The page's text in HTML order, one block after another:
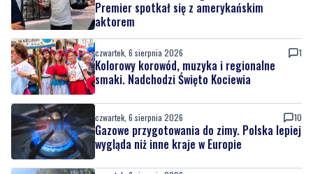
Kolorowy korowód, muzyka i regionalne
smaki. Nadchodzi Święto Kociewia
czwartek, 6 sierpnia 2026
Gazowe przygotowania do zimy. Polska lepiej
czwartek, 6 sierpnia 2026
Podróżnik roku National Geographic zbliża
się do Kociewia. Płynie wpław przez całą
Wisłę